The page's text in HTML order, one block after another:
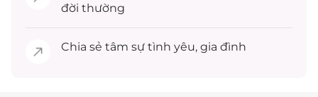
đời thường
Chia sẻ tâm sự tình yêu, gia đình